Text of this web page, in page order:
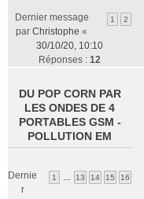
1 2
Dernier message
par Christophe «
30/10/20, 10:10
Réponses : 12
DU POP CORN PAR
LES ONDES DE 4
PORTABLES GSM -
POLLUTION EM
1 13 14 15 16
Dernie
r